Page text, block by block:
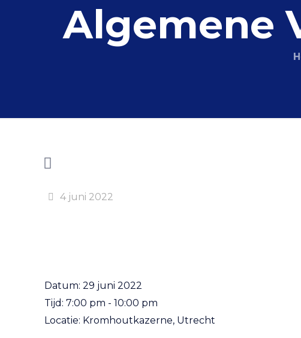
Algemene
4 juni 2022
Datum:29 juni 2022
Tijd:7:00 pm - 10:00 pm
Locatie: Kromhoutkazerne, Utrecht